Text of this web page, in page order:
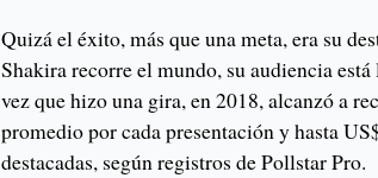
Quizá el éxito, más que una meta, era su
Shakira recorre el mundo, su audiencia
vez que hizo una gira, en 2018, alcanzó a
promedio por cada presentación y hasta
destacadas, según registros de Pollstar Pro.